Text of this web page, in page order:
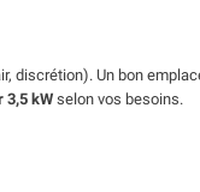
discrétion). Un bon
3,5 kWselon vos besoins.